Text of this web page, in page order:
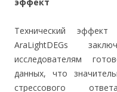
Технический
AraLightDEGs
исследователям
данных, что
стрессового